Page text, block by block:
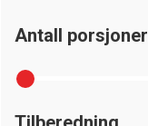
Antall porsjoner